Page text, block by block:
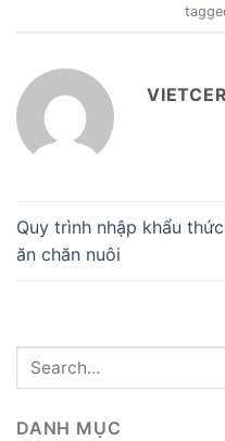
Quy trình nhập khẩu thức
ăn chăn nuôi
DANH MỤC